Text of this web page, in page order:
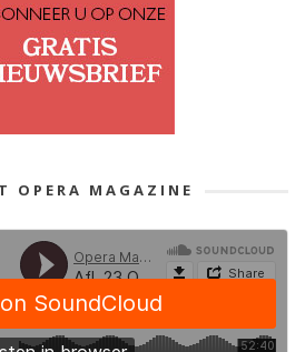
OPERA MAGAZINE